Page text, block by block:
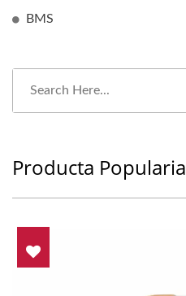
BMS
Producta Popularia